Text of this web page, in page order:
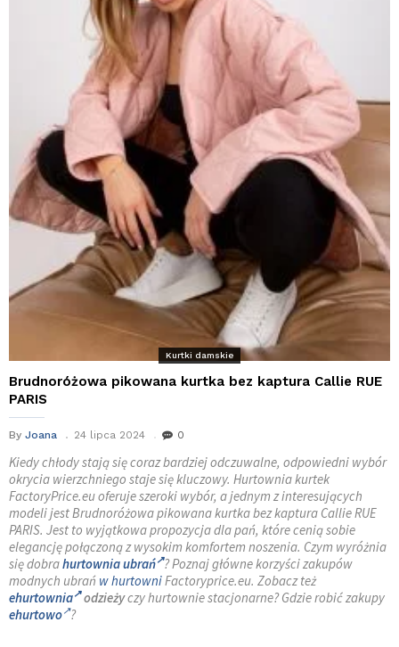
Kurtki damskie
Brudnoróżowa pikowana kurtka bez kaptura Callie RUE
PARIS
By Joana 24 lipca 2024 0
Kiedy chłody stają się coraz bardziej odczuwalne, odpowiedni wybór
okrycia wierzchniego staje się kluczowy. Hurtownia kurtek
FactoryPrice.eu oferuje szeroki wybór, a jednym z interesujących
modeli jest Brudnoróżowa pikowana kurtka bez kaptura Callie RUE
PARIS. Jest to wyjątkowa propozycja dla pań, które cenią sobie
elegancję połączoną z wysokim komfortem noszenia. Czym wyróżnia
się dobrahurtownia ubrań ? Poznaj główne korzyści zakupów
modnych ubrań w hurtowniFactoryprice.eu. Zobacz też
ehurtownia odzieżyczy hurtownie stacjonarne? Gdzie robić zakupy
ehurtowo ?